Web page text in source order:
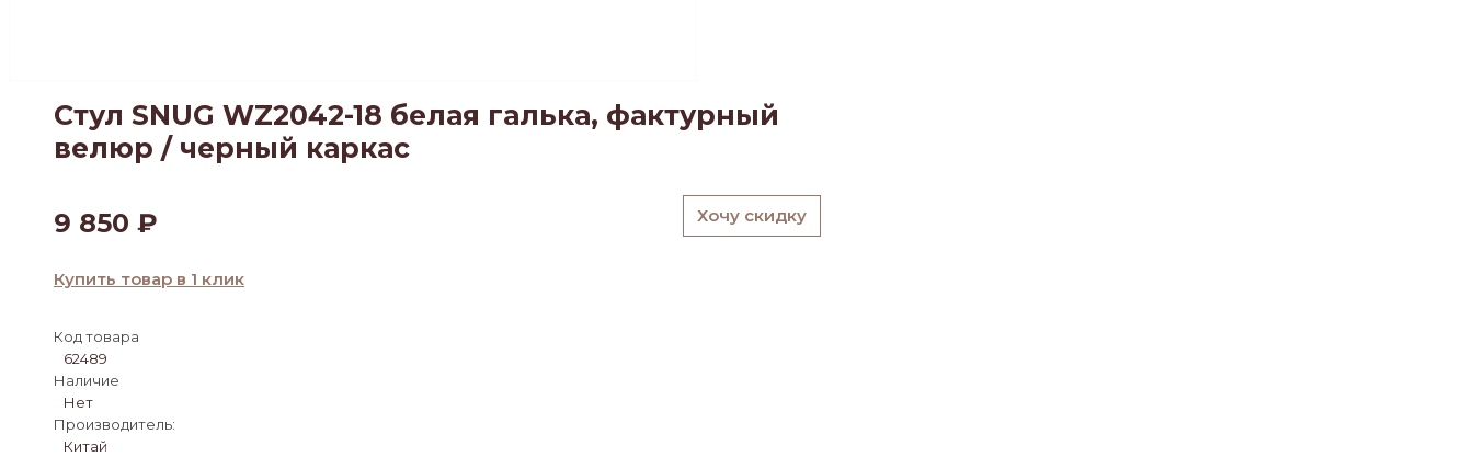
Стул SNUG WZ2042-18 белая галька, фактурный
велюр / черный каркас
9 850 ₽ Хочу скидку
Купить товар в 1 клик
Код товара
62489
Наличие
Нет
Производитель:
Китай